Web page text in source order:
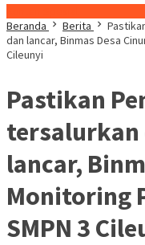
Beranda
Berita
dan lancar, Binmas Desa
Cileunyi
Pastikan
tersalurkan
lancar,
Monitoring
SMPN 3